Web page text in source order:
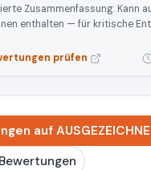
Zusammenfassung. Kann
enthalten — für kritische
prüfen
auf